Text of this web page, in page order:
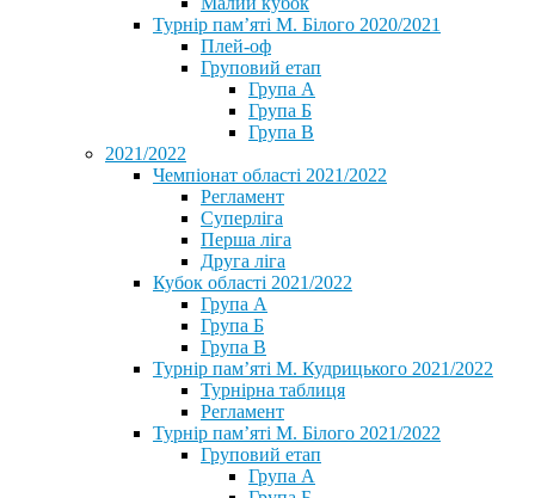
Турнір пам’яті М. Білого 2020/2021
Плей-оф
Груповий етап
Група А
Група Б
Група В
2021/2022
Чемпіонат області 2021/2022
Регламент
Суперліга
Перша ліга
Друга ліга
Кубок області 2021/2022
Група А
Група Б
Група В
Турнір пам’яті М. Кудрицького 2021/2022
Турнірна таблиця
Регламент
Турнір пам’яті М. Білого 2021/2022
Груповий етап
Група А